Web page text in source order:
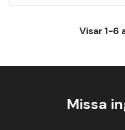
Visar1-6
Missa